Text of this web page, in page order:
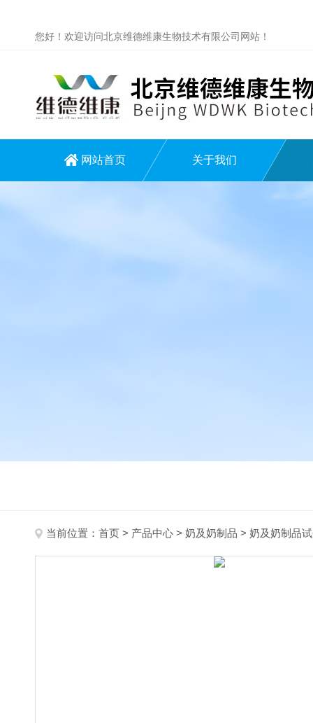
您好！欢迎访问北京维德维康生物技术有限公司网站！
网站首页 关于我们
当前位置： 首页 > 产品中心 > 奶及奶制品 > 奶及奶制品